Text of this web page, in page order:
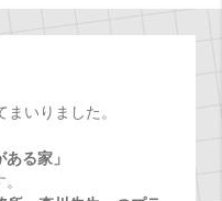
いりました。
る家」